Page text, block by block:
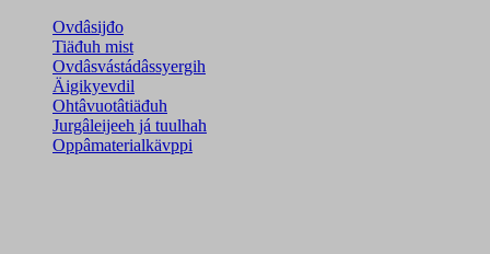
Ovdâsijđo
Tiäđuh mist
Ovdâsvástádâssyergih
Äigikyevdil
Ohtâvuotâtiäđuh
Jurgâleijeeh já tuulhah
Oppâmaterialkävppi